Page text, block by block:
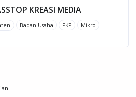
KREASI MEDIA
Badan Usaha PKP Mikro